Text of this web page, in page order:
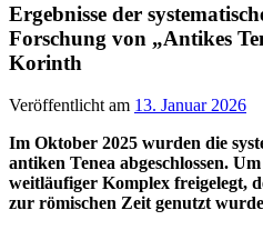
Ergebnisse der
Forschung von „Antikes
Korinth
Veröffentlicht am 13. Januar 2026
Im Oktober 2025 wurden die
antiken Tenea abgeschlossen.
weitläufiger Komplex freigelegt,
zur römischen Zeit genutzt